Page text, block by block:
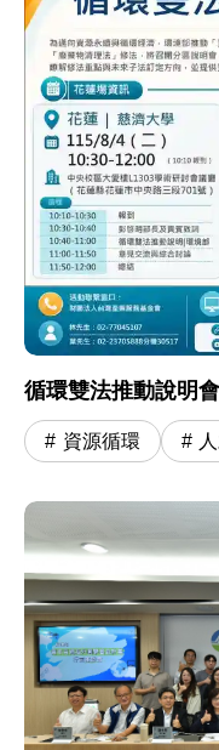
循環雙法推動說明
資源循環